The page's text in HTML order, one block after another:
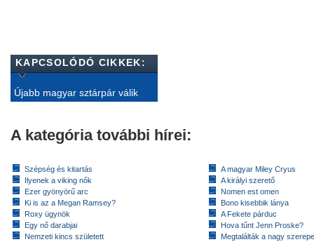
KAPCSOLÓDÓ CIKKEK:
Újabb magyar sztárpár válik
A kategória további hírei:
Szépség és kitartás
Ilyenek a viking nők
Ezer gyönyörű arc
Ki is az a Megan Ramsey?
Roxy ügynök
Egy nő darabjai
Nemzeti kincs született
A magyar Miley Cryus
A királyi szerető
Nomen est omen
Bono kisebbik lánya
A Fekete párduc
Hova tűnt Jenn Proske?
Megtalálták a nagy